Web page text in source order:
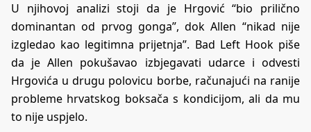
U njihovoj analizi stoji da je Hrgović “bio prilično
dominantan od prvog gonga”, dok Allen “nikad nije
izgledao kao legitimna prijetnja”. Bad Left Hook piše
da je Allen pokušavao izbjegavati udarce i odvesti
Hrgovića u drugu polovicu borbe, računajući na ranije
probleme hrvatskog boksača s kondicijom, ali da mu
to nije uspjelo.